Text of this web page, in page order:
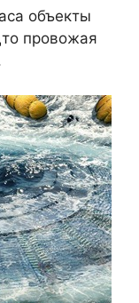
объекты
провожая